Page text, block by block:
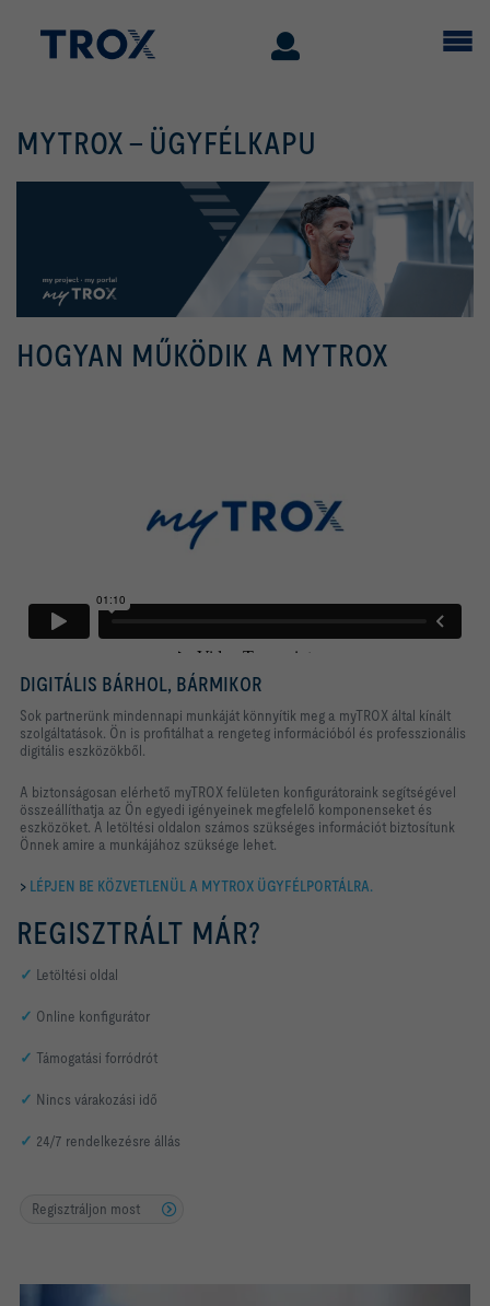
MYTROX - ÜGYFÉLKAPU
HOGYAN MŰKÖDIK A MYTROX
DIGITÁLIS BÁRHOL, BÁRMIKOR
Sok partnerünk mindennapi munkáját könnyítik meg a myTROX által kínált
szolgáltatások. Ön is profitálhat a rengeteg információból és professzionális
digitális eszközökből.
A biztonságosan elérhető myTROX felületen konfigurátoraink segítségével
összeállíthatja az Ön egyedi igényeinek megfelelő komponenseket és
eszközöket. A letöltési oldalon számos szükséges információt biztosítunk
Önnek amire a munkájához szüksége lehet.
> LÉPJEN BE KÖZVETLENÜL A MYTROX ÜGYFÉLPORTÁLRA.
REGISZTRÁLT MÁR?
✓ Letöltési oldal
✓ Online konfigurátor
✓ Támogatási forródrót
✓ Nincs várakozási idő
✓ 24/7 rendelkezésre állás
Regisztráljon most